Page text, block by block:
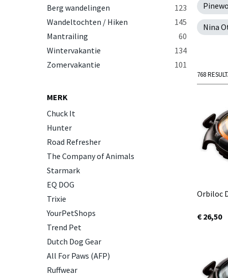
Berg wandelingen
123
Wandeltochten / Hiken
145
Mantrailing
60
Wintervakantie
134
Zomervakantie
101
MERK
Chuck It
Hunter
Road Refresher
The Company of Animals
Starmark
EQ DOG
Trixie
YourPetShops
Trend Pet
Dutch Dog Gear
All For Paws (AFP)
Ruffwear
Nina
768
Orbiloc
€ 26,50